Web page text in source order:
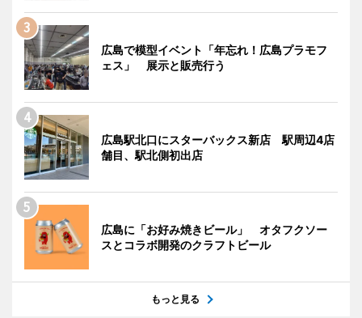
広島で模型イベント「年忘れ！広島プラモフ
ェス」 展示と販売行う
広島駅北口にスターバックス新店 駅周辺4店
舗目、駅北側初出店
広島に「お好み焼きビール」 オタフクソー
スとコラボ開発のクラフトビール
もっと見る